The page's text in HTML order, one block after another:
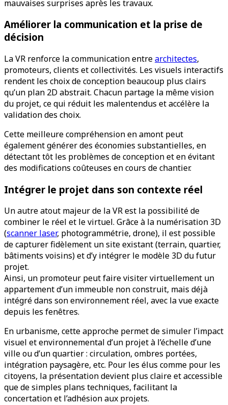
mauvaises surprises après les travaux.
Améliorer la communication et la prise de
décision
La VR renforce la communication entrearchitectes,
promoteurs, clients et collectivités. Les visuels interactifs
rendent les choix de conception beaucoup plus clairs
qu’un plan 2D abstrait. Chacun partage la même vision
du projet, ce qui réduit les malentendus et accélère la
validation des choix.
Cette meilleure compréhension en amont peut
également générer des économies substantielles, en
détectant tôt les problèmes de conception et en évitant
des modifications coûteuses en cours de chantier.
Intégrer le projet dans son contexte réel
Un autre atout majeur de la VR est la possibilité de
combiner le réel et le virtuel. Grâce à la numérisation 3D
(scanner laser, photogrammétrie, drone), il est possible
de capturer fidèlement un site existant (terrain, quartier,
bâtiments voisins) et d’y intégrer le modèle 3D du futur
projet.
Ainsi, un promoteur peut faire visiter virtuellement un
appartement d’un immeuble non construit, mais déjà
intégré dans son environnement réel, avec la vue exacte
depuis les fenêtres.
En urbanisme, cette approche permet de simuler l’impact
visuel et environnemental d’un projet à l’échelle d’une
ville ou d’un quartier : circulation, ombres portées,
intégration paysagère, etc. Pour les élus comme pour les
citoyens, la présentation devient plus claire et accessible
que de simples plans techniques, facilitant la
concertation et l’adhésion aux projets.